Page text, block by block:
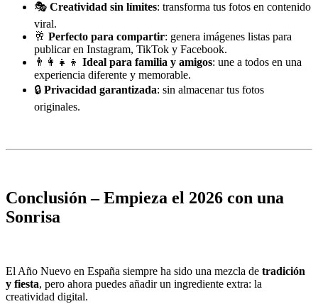
🎭 Creatividad sin límites: transforma tus fotos en contenido
viral.
🥂 Perfecto para compartir: genera imágenes listas para
publicar en Instagram, TikTok y Facebook.
👨‍👩‍👧‍👦 Ideal para familia y amigos: une a todos en una
experiencia diferente y memorable.
🔒 Privacidad garantizada: sin almacenar tus fotos
originales.
Conclusión – Empieza el 2026 con una
Sonrisa
El Año Nuevo en España siempre ha sido una mezcla de tradición
y fiesta, pero ahora puedes añadir un ingrediente extra: la
creatividad digital.